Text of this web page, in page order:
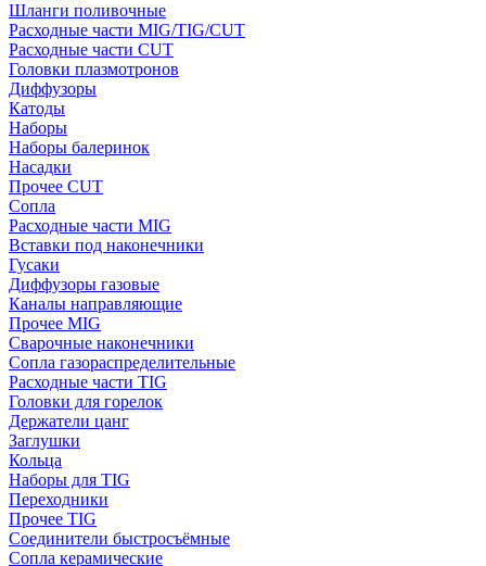
Шланги поливочные
Расходные части MIG/TIG/CUT
Расходные части CUT
Головки плазмотронов
Диффузоры
Катоды
Наборы
Наборы балеринок
Насадки
Прочее CUT
Сопла
Расходные части MIG
Вставки под наконечники
Гусаки
Диффузоры газовые
Каналы направляющие
Прочее MIG
Сварочные наконечники
Сопла газораспределительные
Расходные части TIG
Головки для горелок
Держатели цанг
Заглушки
Кольца
Наборы для TIG
Переходники
Прочее TIG
Соединители быстросъёмные
Сопла керамические